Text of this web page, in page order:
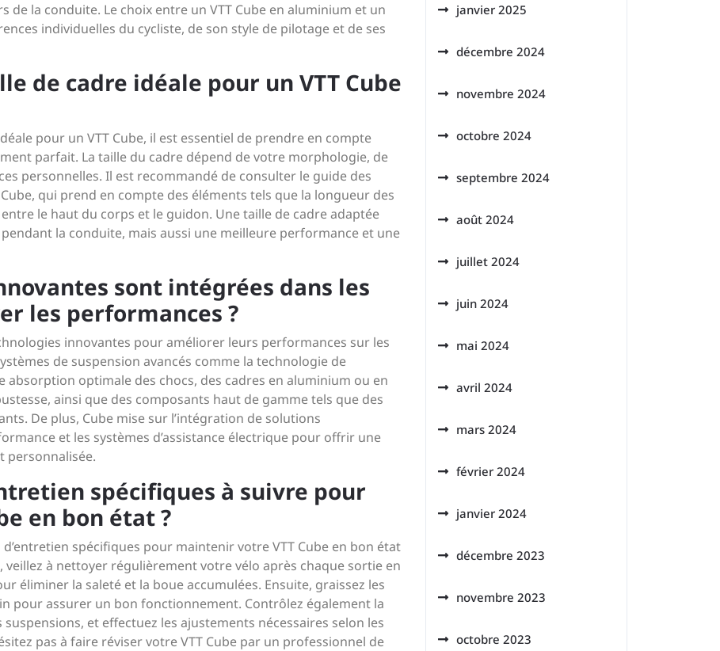
la conduite. Le choix entre un VTT Cube en aluminium et un
individuelles du cycliste, de son style de pilotage et de ses
de cadre idéale pour un VTT Cube
pour un VTT Cube, il est essentiel de prendre en compte
parfait. La taille du cadre dépend de votre morphologie, de
personnelles. Il est recommandé de consulter le guide des
qui prend en compte des éléments tels que la longueur des
le haut du corps et le guidon. Une taille de cadre adaptée
la conduite, mais aussi une meilleure performance et une
sont intégrées dans les
les performances ?
innovantes pour améliorer leurs performances sur les
de suspension avancés comme la technologie de
optimale des chocs, des cadres en aluminium ou en
ainsi que des composants haut de gamme tels que des
De plus, Cube mise sur l’intégration de solutions
et les systèmes d’assistance électrique pour offrir une
personnalisée.
spécifiques à suivre pour
en bon état ?
spécifiques pour maintenir votre VTT Cube en bon état
veillez à nettoyer régulièrement votre vélo après chaque sortie en
éliminer la saleté et la boue accumulées. Ensuite, graissez les
pour assurer un bon fonctionnement. Contrôlez également la
et effectuez les ajustements nécessaires selon les
pas à faire réviser votre VTT Cube par un professionnel de
janvier 2025
décembre 2024
novembre 2024
octobre 2024
septembre 2024
août 2024
juillet 2024
juin 2024
mai 2024
avril 2024
mars 2024
février 2024
janvier 2024
décembre 2023
novembre 2023
octobre 2023